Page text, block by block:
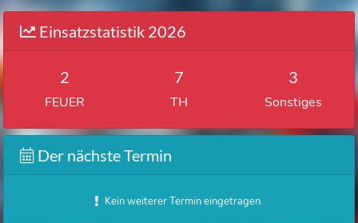
Einsatzstatistik 2026
2
FEUER
7
TH
3
Sonstiges
Der nächste Termin
Kein weiterer Termin eingetragen.